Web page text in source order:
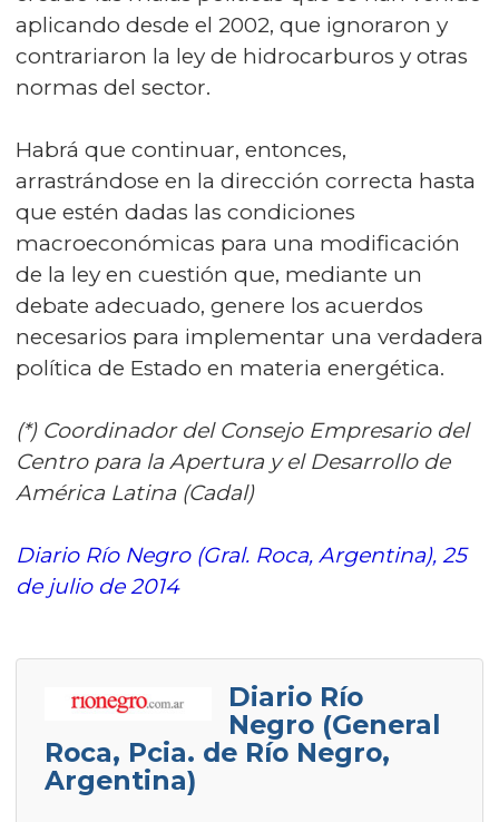
aplicando desde el 2002, que ignoraron y
contrariaron la ley de hidrocarburos y otras
normas del sector.
Habrá que continuar, entonces,
arrastrándose en la dirección correcta hasta
que estén dadas las condiciones
macroeconómicas para una modificación
de la ley en cuestión que, mediante un
debate adecuado, genere los acuerdos
necesarios para implementar una verdadera
política de Estado en materia energética.
(*) Coordinador del Consejo Empresario del
Centro para la Apertura y el Desarrollo de
América Latina (Cadal)
Diario Río Negro (Gral. Roca, Argentina), 25
de julio de 2014
Diario Río
Negro (General
Roca, Pcia. de Río Negro,
Argentina)